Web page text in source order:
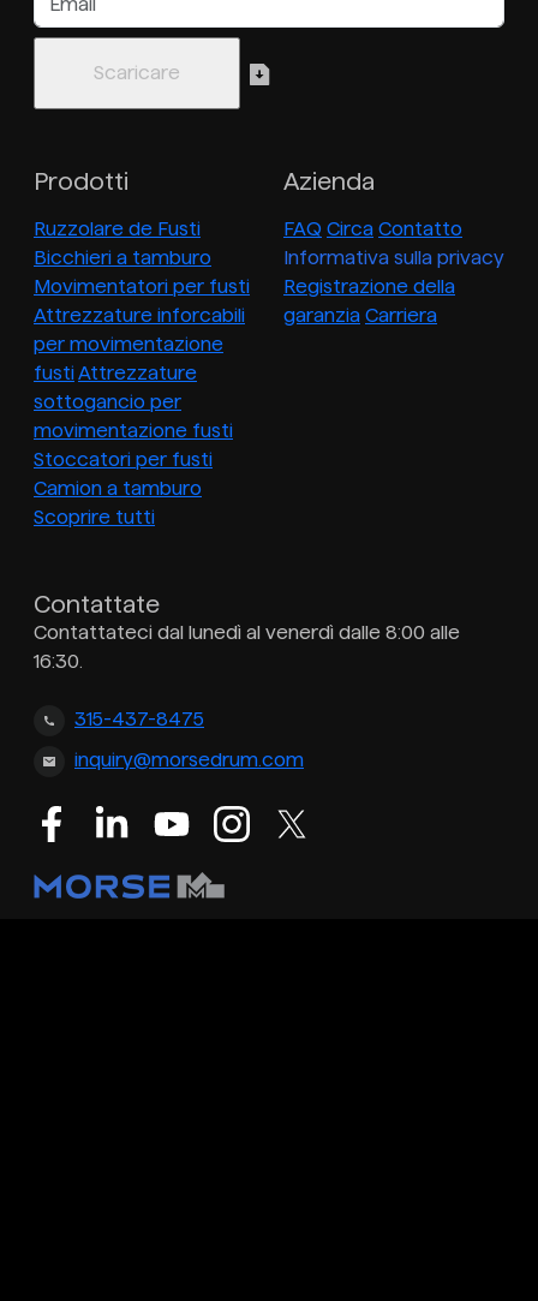
Prodotti
Ruzzolare de Fusti
Bicchieri a tamburo
Movimentatori per fusti
Attrezzature inforcabili
per movimentazione
fustiAttrezzature
sottogancio per
movimentazione fusti
Stoccatori per fusti
Camion a tamburo
Scoprire tutti
Azienda
FAQ Circa Contatto
Informativa sulla privacy
Registrazione della
garanzia Carriera
Contattate
Contattateci dal lunedì al venerdì dalle 8:00 alle
16:30.
315-437-8475
inquiry@morsedrum.com